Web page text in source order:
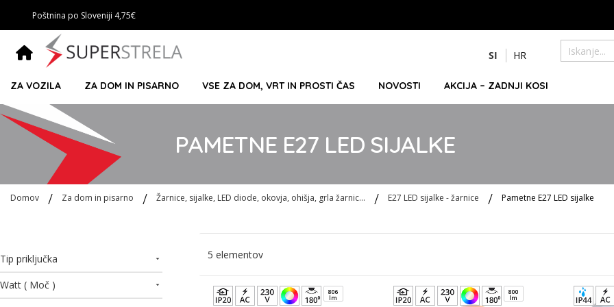
Poštnina po Sloveniji 4,75€
na
SI HR
ZA VOZILA ZA DOM IN PISARNO VSE ZA DOM, VRT IN PROSTI ČAS NOVOSTI AKCIJA – ZADNJI KOSI
PAMETNE E27 LED SIJALKE
Domov Za dom in pisarno Žarnice, sijalke, LED diode, okovja, ohišja, grla žarnic... E27 LED sijalke - žarnice Pametne E27 LED sijalke
5 elementov
806
lm
800
lm
Tip priključka
Watt ( Moč )